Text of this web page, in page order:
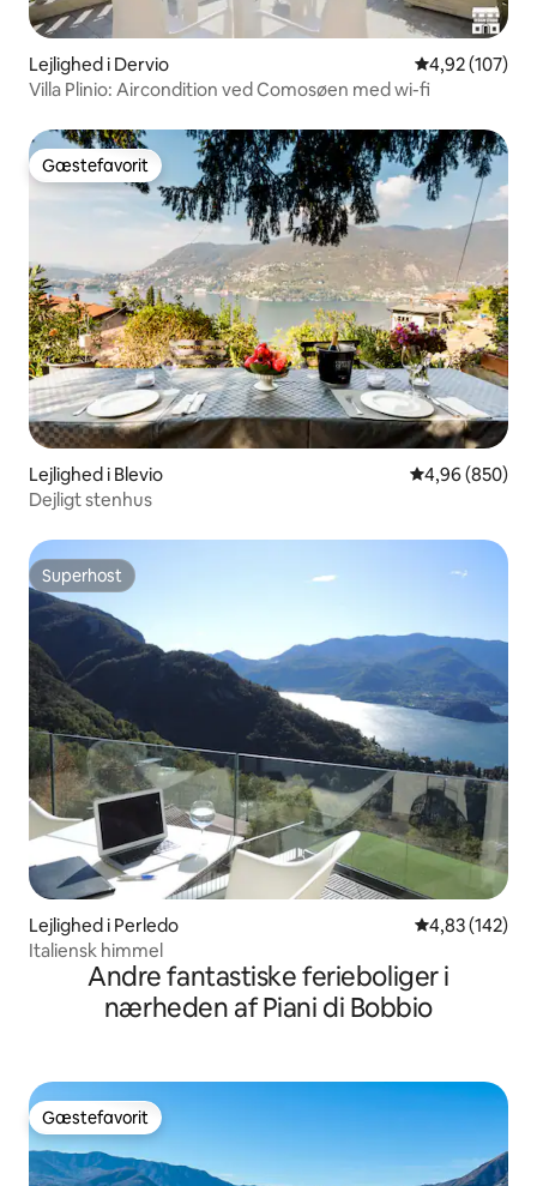
Lejlighed i Dervio 4,92 ud af 5 i
4,92 (107)
Villa Plinio: Aircondition ved Comosøen med wi-fi
Gæstefavorit
Gæstefavorit
Lejlighed i Blevio 4,96 ud af 5 i
4,96 (850)
Dejligt stenhus
Superhost
Superhost
Lejlighed i Perledo 4,83 ud af 5 i
4,83 (142)
Italiensk himmel
Andre fantastiske ferieboliger i
nærheden af Piani di Bobbio
Gæstefavorit
Gæstefavorit